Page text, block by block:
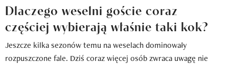
Dlaczego weselni goście coraz
częściej wybierają właśnie taki kok?
Jeszcze kilka sezonów temu na weselach dominowały
rozpuszczone fale. Dziś coraz więcej osób zwraca uwagę nie